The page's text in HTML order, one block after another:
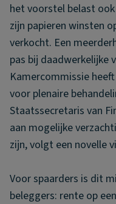
het voorstel belast
zijn papieren winsten
verkocht. Een
pas bij daadwerkelijke
Kamercommissie
voor plenaire
Staatssecretaris van
aan mogelijke
zijn, volgt een novelle
Voor spaarders is dit
beleggers: rente op